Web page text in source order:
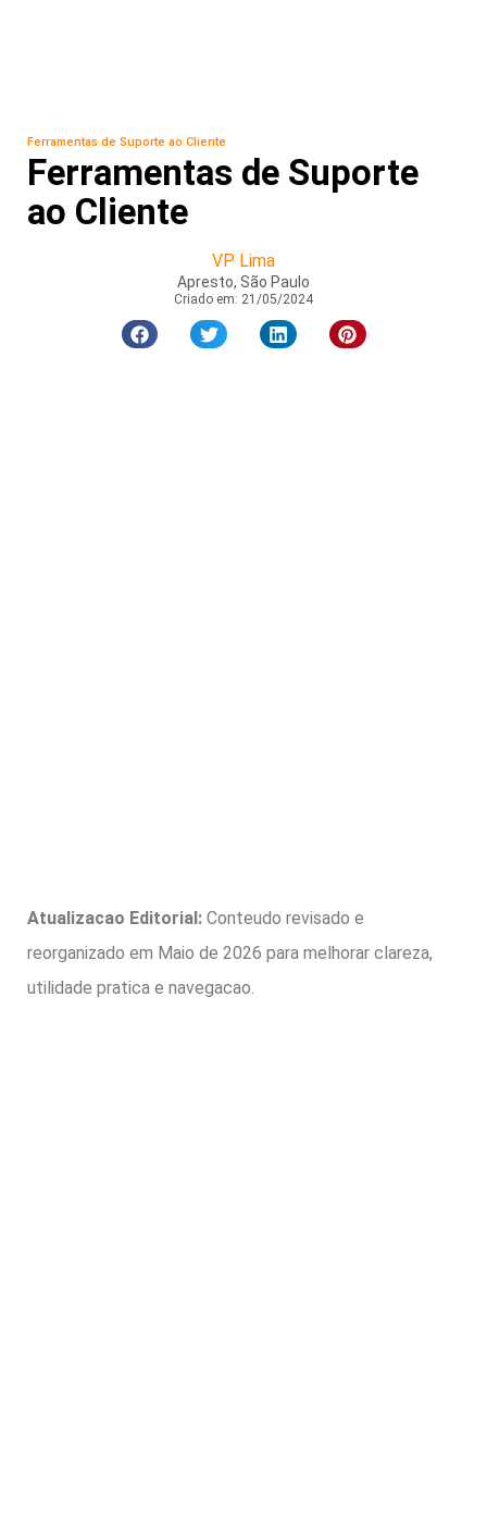
Ferramentas de Suporte ao Cliente
Ferramentas de Suporte
ao Cliente
VP Lima
Apresto, São Paulo
Criado em: 21/05/2024
Atualizacao Editorial: Conteudo revisado e
reorganizado em Maio de 2026 para melhorar clareza,
utilidade pratica e navegacao.